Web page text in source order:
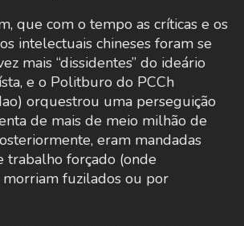
que com o tempo as críticas e os
intelectuais chineses foram se
mais “dissidentes” do ideário
e o Politburo do PCCh
orquestrou uma perseguição
de mais de meio milhão de
eram mandadas
trabalho forçado (onde
fuzilados ou por